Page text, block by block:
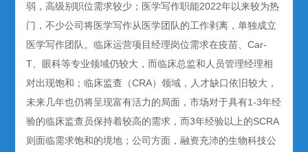
弱，高级别职位需求较少；医学写作职能2022年以来较为热
门，不少公司将医学写作从医学团队的工作剥离，单独成立
医学写作团队。临床运营项目经理岗位需求在疫苗、Car-
T、眼科等专业领域仍较大，而临床总监和人员管理经理相
对出现饱和；临床监查（CRA）领域，人才缺口依旧较大，
未来几年也仍将呈现富有活力的局面，市场对于具有1-3年经
验的临床监查员保持着较高的需求，而3年经验以上的SCRA
则面临需求饱和的境地；公司方面，融资充沛的生物科技公